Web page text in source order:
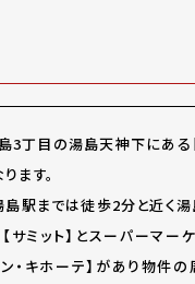
3丁目の湯島天神下にある
ます。
駅までは徒歩2分と近く湯
サミット】とスーパーマー
・キホーテ】があり物件